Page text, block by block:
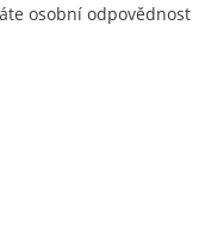
osobní odpovědnost